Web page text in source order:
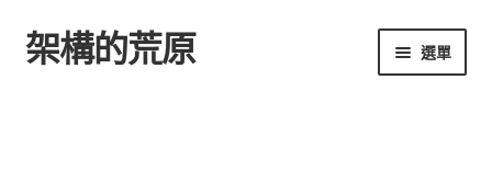
跳
至
跳
至
架構的荒原 選單